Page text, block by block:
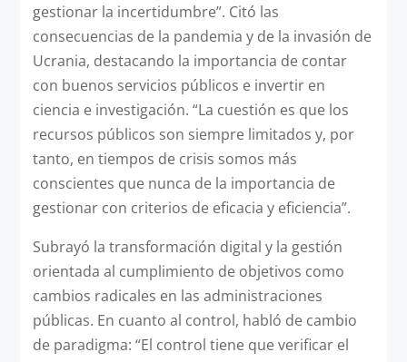
gestionar la incertidumbre”. Citó las
consecuencias de la pandemia y de la invasión de
Ucrania, destacando la importancia de contar
con buenos servicios públicos e invertir en
ciencia e investigación. “La cuestión es que los
recursos públicos son siempre limitados y, por
tanto, en tiempos de crisis somos más
conscientes que nunca de la importancia de
gestionar con criterios de eficacia y eficiencia”.
Subrayó la transformación digital y la gestión
orientada al cumplimiento de objetivos como
cambios radicales en las administraciones
públicas. En cuanto al control, habló de cambio
de paradigma: “El control tiene que verificar el